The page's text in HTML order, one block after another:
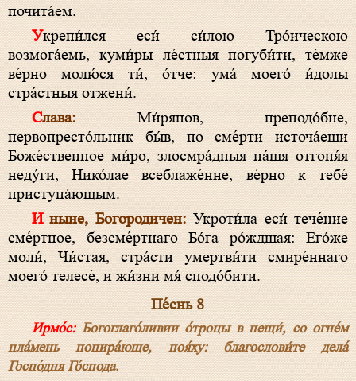
почита́ем.
Укрепи́лся еси́ си́лою Тро́ическою
возмога́емь, куми́ры ле́стныя погуби́ти, те́мже
ве́рно молю́ся ти́, о́тче: ума́ моего́ и́долы
стра́стныя отжени́.
Слава:Ми́рянов, преподо́бне,
первопресто́льник бы́в, по сме́рти источа́еши
Боже́ственное ми́ро, злосмра́дныя на́шя отгоня́я
неду́ги, Нико́лае всеблаже́нне, ве́рно к тебе́
приступа́ющым.
И ныне, Богородичен:Укроти́ла еси́ тече́ние
сме́ртное, безсме́ртнаго Бо́га ро́ждшая: Его́же
моли́, Чи́стая, стра́сти умертви́ти смире́ннаго
моего́ телесе́, и жи́зни мя́ сподо́бити.
Пе́снь 8
Ирмо́с:Богоглаго́ливии о́троцы в пещи́, со огне́м
пла́мень попира́юще, поя́ху: благослови́те дела́
Госпо́дня Го́спода.